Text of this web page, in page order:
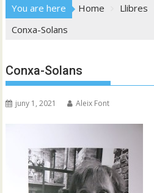
You are here Home Llibres
Conxa-Solans
Conxa-Solans
juny 1, 2021 Aleix Font